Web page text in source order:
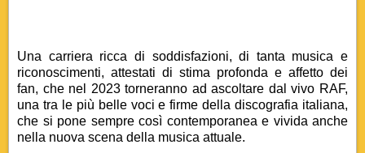
Una carriera ricca di soddisfazioni, di tanta musica e
riconoscimenti, attestati di stima profonda e affetto dei
fan, che nel 2023 torneranno ad ascoltare dal vivo RAF,
una tra le più belle voci e firme della discografia italiana,
che si pone sempre così contemporanea e vivida anche
nella nuova scena della musica attuale.